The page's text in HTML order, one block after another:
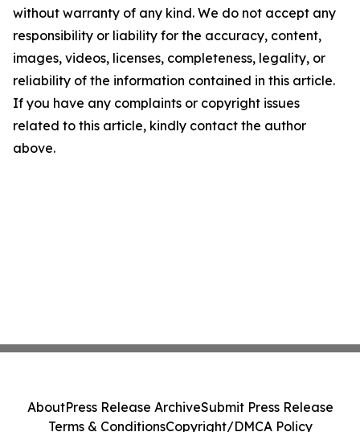
without warranty of any kind. We do not accept any
responsibility or liability for the accuracy, content,
images, videos, licenses, completeness, legality, or
reliability of the information contained in this article.
If you have any complaints or copyright issues
related to this article, kindly contact the author
above.
AboutPress Release ArchiveSubmit Press Release
Terms & ConditionsCopyright/DMCA Policy